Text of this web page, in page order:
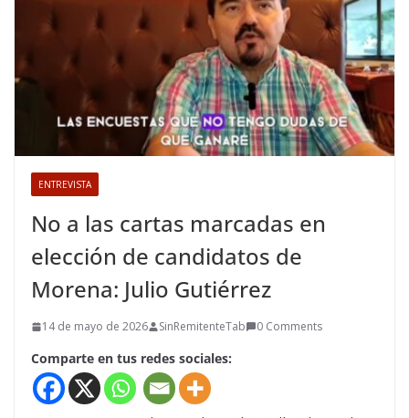
ENTREVISTA
No a las cartas marcadas en
elección de candidatos de
Morena: Julio Gutiérrez
14 de mayo de 2026 SinRemitenteTab 0 Comments
Comparte en tus redes sociales: